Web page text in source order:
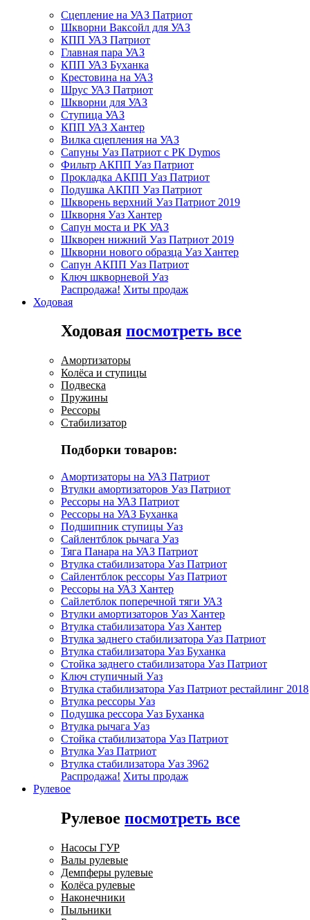
Сцепление на УАЗ Патриот
Шкворни Ваксойл для УАЗ
КПП УАЗ Патриот
Главная пара УАЗ
КПП УАЗ Буханка
Крестовина на УАЗ
Шрус УАЗ Патриот
Шкворни для УАЗ
Ступица УАЗ
КПП УАЗ Хантер
Вилка сцепления на УАЗ
Сапуны Уаз Патриот с РК Dymos
Фильтр АКПП Уаз Патриот
Прокладка АКПП Уаз Патриот
Подушка АКПП Уаз Патриот
Шкворень верхний Уаз Патриот 2019
Шкворня Уаз Хантер
Сапун моста и РК УАЗ
Шкворен нижний Уаз Патриот 2019
Шкворни нового образца Уаз Хантер
Сапун АКПП Уаз Патриот
Ключ шкворневой Уаз
Распродажа! Хиты продаж
Ходовая
Ходовая посмотреть все
Амортизаторы
Колёса и ступицы
Подвеска
Пружины
Рессоры
Стабилизатор
Подборки товаров:
Амортизаторы на УАЗ Патриот
Втулки амортизаторов Уаз Патриот
Рессоры на УАЗ Патриот
Рессоры на УАЗ Буханка
Подшипник ступицы Уаз
Сайлентблок рычага Уаз
Тяга Панара на УАЗ Патриот
Втулка стабилизатора Уаз Патриот
Сайлентблок рессоры Уаз Патриот
Рессоры на УАЗ Хантер
Сайлетблок поперечной тяги УАЗ
Втулки амортизаторов Уаз Хантер
Втулка стабилизатора Уаз Хантер
Втулка заднего стабилизатора Уаз Патриот
Втулка стабилизатора Уаз Буханка
Стойка заднего стабилизатора Уаз Патриот
Ключ ступичный Уаз
Втулка стабилизатора Уаз Патриот рестайлинг 2018
Втулка рессоры Уаз
Подушка рессора Уаз Буханка
Втулка рычага Уаз
Стойка стабилизатора Уаз Патриот
Втулка Уаз Патриот
Втулка стабилизатора Уаз 3962
Распродажа! Хиты продаж
Рулевое
Рулевое посмотреть все
Насосы ГУР
Валы рулевые
Демпферы рулевые
Колёса рулевые
Наконечники
Пыльники